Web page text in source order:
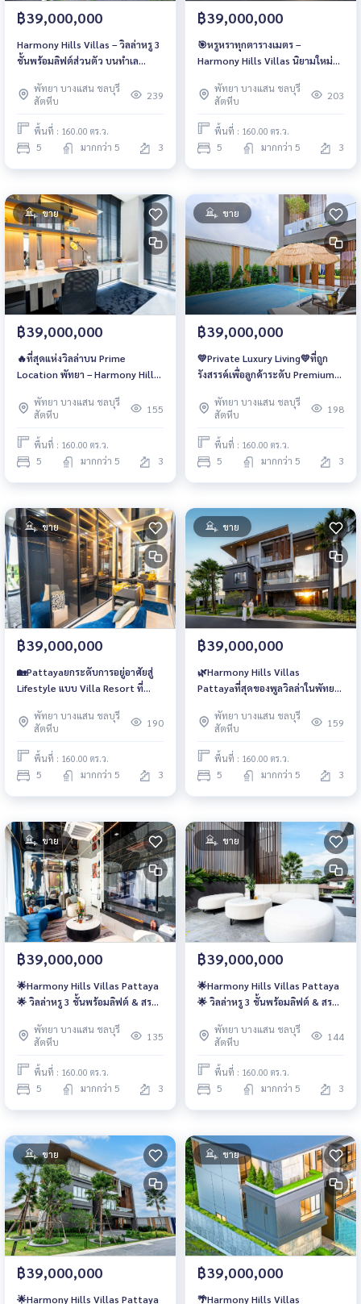
฿39,000,000
Harmony Hills Villas – วิลล่าหรู 3
ชั้นพร้อมลิฟต์ส่วนตัว บนทำเล
พัทยา บางแสน ชลบุรี
สัตหีบ
239
พื้นที่ : 160.00 ตร.ว.
5 มากกว่า 5 3
฿39,000,000
🎯หรูหราทุกตารางเมตร –
Harmony Hills Villas นิยามใหม่
Livingพัทยา บางแสน ชลบุรี
สัตหีบ
203
พื้นที่ : 160.00 ตร.ว.
5 มากกว่า 5 3
ขาย
฿39,000,000
🔥ที่สุดแห่งวิลล่าบน Prime
Location พัทยา – Harmony Hills
เท่านั้น🔥พัทยา บางแสน ชลบุรี
สัตหีบ
155
พื้นที่ : 160.00 ตร.ว.
5 มากกว่า 5 3
ขาย
฿39,000,000
💛Private Luxury Living💛ที่ถูก
รังสรรค์เพื่อลูกค้าระดับ Premium
พัทยา บางแสน ชลบุรี
สัตหีบ
198
พื้นที่ : 160.00 ตร.ว.
5 มากกว่า 5 3
ขาย
฿39,000,000
🏡Pattayaยกระดับการอยู่อาศัยสู่
Lifestyle แบบ Villa Resort ที่
พัทยา บางแสน ชลบุรี
สัตหีบ
190
พื้นที่ : 160.00 ตร.ว.
5 มากกว่า 5 3
ขาย
฿39,000,000
🌿Harmony Hills Villas
Pattayaที่สุดของพูลวิลล่าในพัทยา
ตร.ม.พัทยา บางแสน ชลบุรี
สัตหีบ
159
พื้นที่ : 160.00 ตร.ว.
5 มากกว่า 5 3
ขาย
฿39,000,000
🌟Harmony Hills Villas Pattaya
🌟 วิลล่าหรู 3 ชั้นพร้อมลิฟต์ & สระ
Ultra Luxury
พัทยา บางแสน ชลบุรี
สัตหีบ
135
พื้นที่ : 160.00 ตร.ว.
5 มากกว่า 5 3
ขาย
฿39,000,000
🌟Harmony Hills Villas Pattaya
🌟 วิลล่าหรู 3 ชั้นพร้อมลิฟต์ & สระ
Ultra Luxury
พัทยา บางแสน ชลบุรี
สัตหีบ
144
พื้นที่ : 160.00 ตร.ว.
5 มากกว่า 5 3
ขาย
฿39,000,000
🌟Harmony Hills Villas Pattaya
ขาย
฿39,000,000
🌴Harmony Hills Villas